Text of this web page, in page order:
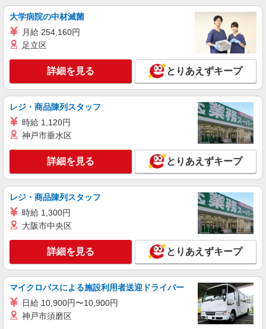
キープ 詳細を見る
アルバイト
コンジェ ペイエ アデュー トリステス／フラボア
販売スタッフ
［アルバイト］時給1,225円〜 ※経験者は優遇
します ※試用期間（1ヶ月間）：時給1,225円
神奈川県横浜市西区南幸1-5-1 ジョイナス
詳細を見る
パート
AMERICAN HOLIC
販売スタッフ
［アルバイト・パート］時給1,300円〜 (スキ
ルに応じて手当あり) 交通費支給有
三丁目5番1号 マークイズみなとみらい
キープ 詳細を見る
アルバイト
PATRICK LABO
大学病院の中材滅菌
月給 254,160円
足立区
詳細を見る とりあえずキープ
レジ・商品陳列スタッフ
時給 1,120円
神戸市垂水区
詳細を見る とりあえずキープ
レジ・商品陳列スタッフ
時給 1,300円
大阪市中央区
詳細を見る とりあえずキープ
マイクロバスによる施設利用者送迎ドライバー
日給 10,900円〜10,900円
神戸市須磨区